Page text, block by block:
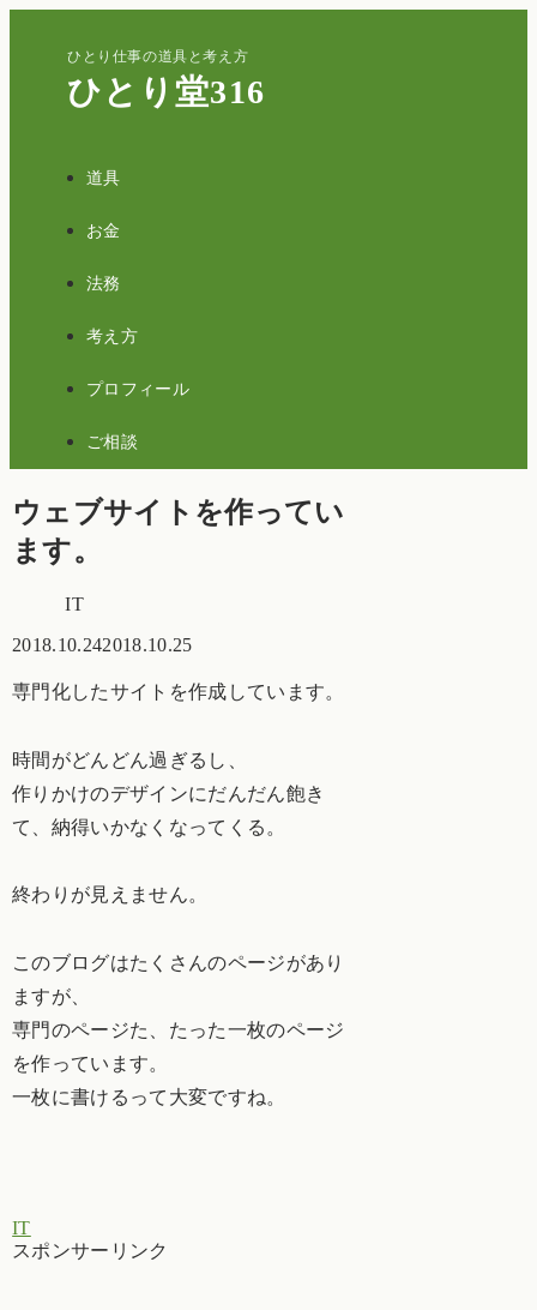
ひとり仕事の道具と考え方
ひとり堂316
道具
お金
法務
考え方
プロフィール
ご相談
ウェブサイトを作ってい
ます。
IT
2018.10.242018.10.25
専門化したサイトを作成しています。
時間がどんどん過ぎるし、
作りかけのデザインにだんだん飽き
て、納得いかなくなってくる。
終わりが見えません。
このブログはたくさんのページがあり
ますが、
専門のページた、たった一枚のページ
を作っています。
一枚に書けるって大変ですね。
IT
スポンサーリンク